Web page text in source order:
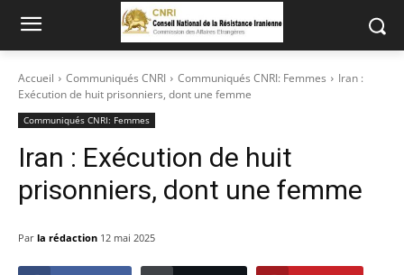
Accueil Communiqués CNRI Communiqués CNRI: Femmes
Iran :
Exécution de huit prisonniers, dont une femme
Communiqués CNRI: Femmes
Iran : Exécution de huit
prisonniers, dont une femme
Par la rédaction 12 mai 2025